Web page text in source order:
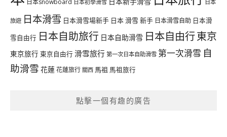
日本snowboard 日本初學滑雪 日本
旅遊 日本滑雪 日本滑雪場新手 日本 滑雪 新手 日本滑雪自助 日本滑
雪自由行 日本自助旅行 日本自助滑雪 日本自由行東京
東京旅行 東京自由行 滑雪旅行 第一次日本自助滑雪 第一次滑雪 自
助滑雪 花蓮花蓮旅行 關西 馬祖 馬祖旅行
點擊一個有趣的廣告